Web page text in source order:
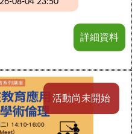
08-04 23:50
詳細資料
活動尚未開始